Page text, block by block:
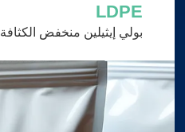
LDPE
بولي إيثيلين منخفض الكثافة